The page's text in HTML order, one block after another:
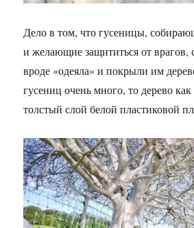
Дело в том, что гусеницы,
и желающие защититься от врагов,
вроде «одеяла» и покрыли им
гусениц очень много, то дерево как
толстый слой белой пластиковой